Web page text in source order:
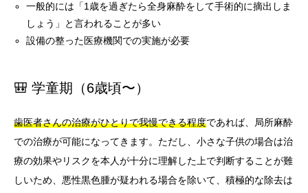
一般的には「1歳を過ぎたら全身麻酔をして手術的に摘出しま
しょう」と言われることが多い
設備の整った医療機関での実施が必要
🎒 学童期（6歳頃〜）
歯医者さんの治療がひとりで我慢できる程度であれば、局所麻酔
での治療が可能になってきます。ただし、小さな子供の場合は治
療の効果やリスクを本人が十分に理解した上で判断することが難
しいため、悪性黒色腫が疑われる場合を除いて、積極的な除去は